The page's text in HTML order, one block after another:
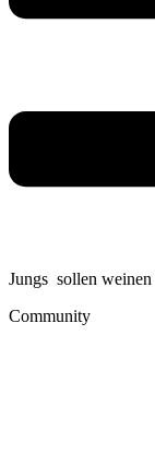
Jungs sollen weinen
Community